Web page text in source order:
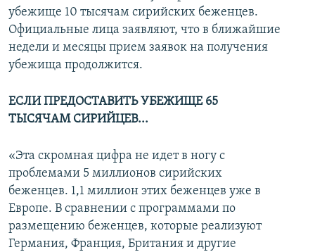
убежище 10 тысячам сирийских беженцев.
Официальные лица заявляют, что в ближайшие
недели и месяцы прием заявок на получения
убежища продолжится.
ЕСЛИ ПРЕДОСТАВИТЬ УБЕЖИЩЕ 65
ТЫСЯЧАМ СИРИЙЦЕВ...
«Эта скромная цифра не идет в ногу с
проблемами 5 миллионов сирийских
беженцев. 1,1 миллион этих беженцев уже в
Европе. В сравнении с программами по
размещению беженцев, которые реализуют
Германия, Франция, Британия и другие